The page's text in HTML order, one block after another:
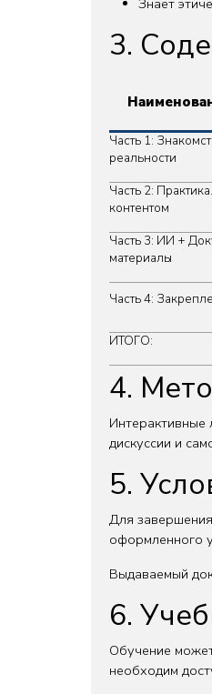
3.
Часть 1:
реальности
Часть 2:
контентом
Часть 3: ИИ +
материалы
Часть 4:
ИТОГО:
4.
Интерактивные
дискуссии и
5.
Для
оформленного
Выдаваемый
6.
Обучение
необходим